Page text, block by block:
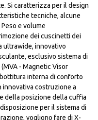
Si caratterizza per il design
tecniche, alcune
e volume
dei cuscinetti dei
ultrawide, innovativo
esclusivo sistema di
- Magnetic Visor
interna di conforto
innovativa costruzione a
della posizione della cuffia
per il sistema di
vogliono fare di X-